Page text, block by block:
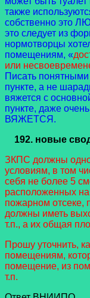
также
собственно это
это следует из
нормотворцы
помещениям, «
или
Писать
пункте, а не
вяжется с
пункте, даже
ВЯЖЕТСЯ.
192. новые
ЗКПС должны
условиям, в том
себя не более 5
расположенных
пожарном отсеке,
должны иметь
т.п., а их общая
Прошу уточнить,
помещениям,
помещение, из
т.п.